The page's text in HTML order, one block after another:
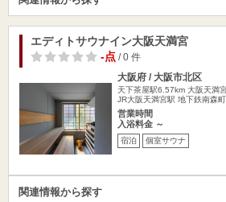
エディトサウナイン大阪天満宮
-点/ 0 件
大阪府 / 大阪市北区
天下茶屋駅6.57km 大阪天満
JR大阪天満宮駅 地下鉄南森
営業時間
入浴料金 ～
宿泊 個室サウナ
関連情報から探す